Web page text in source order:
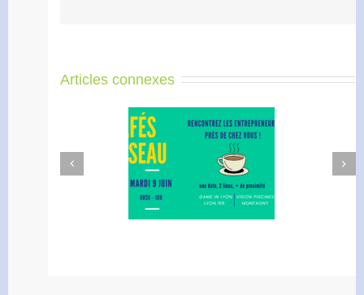
Articles connexes
Réseau : créez votre
Apéro Réseau des
entrepreneurs
Previous
Next